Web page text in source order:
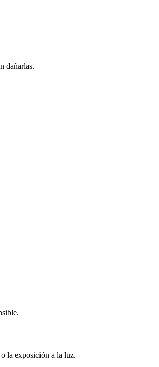
dañarlas.
la exposición a la luz.